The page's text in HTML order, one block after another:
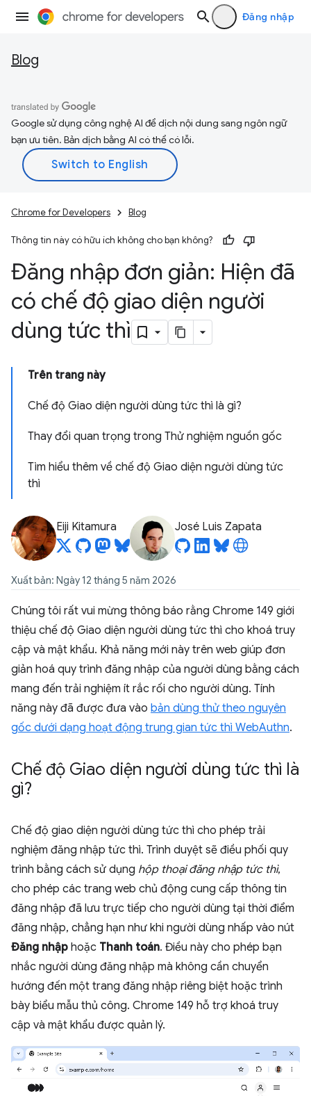
Đăng nhập
Blog
Google sử dụng công nghệ AI để dịch nội dung sang ngôn ngữ
bạn ưu tiên. Bản dịch bằng AI có thể có lỗi.
Chrome for Developers Blog
Thông tin này có hữu ích không cho bạn không?
Đăng nhập đơn giản: Hiện đã
có chế độ giao diện người
dùng tức thì
Trên trang này
Chế độ Giao diện người dùng tức thì là gì?
Thay đổi quan trọng trong Thử nghiệm nguồn gốc
Tìm hiểu thêm về chế độ Giao diện người dùng tức
thì
Eiji Kitamura José Luis Zapata
Xuất bản: Ngày 12 tháng 5 năm 2026
Chúng tôi rất vui mừng thông báo rằng Chrome 149 giới
thiệu chế độ Giao diện người dùng tức thì cho khoá truy
cập và mật khẩu. Khả năng mới này trên web giúp đơn
giản hoá quy trình đăng nhập của người dùng bằng cách
mang đến trải nghiệm ít rắc rối cho người dùng. Tính
năng này đã được đưa vào bản dùng thử theo nguyên
gốc dưới dạng hoạt động trung gian tức thì WebAuthn.
Chế độ Giao diện người dùng tức thì là
gì?
Chế độ giao diện người dùng tức thì cho phép trải
nghiệm đăng nhập tức thì. Trình duyệt sẽ điều phối quy
trình bằng cách sử dụng hộp thoại đăng nhập tức thì,
cho phép các trang web chủ động cung cấp thông tin
đăng nhập đã lưu trực tiếp cho người dùng tại thời điểm
đăng nhập, chẳng hạn như khi người dùng nhấp vào nút
Đăng nhập hoặc Thanh toán. Điều này cho phép bạn
nhắc người dùng đăng nhập mà không cần chuyển
hướng đến một trang đăng nhập riêng biệt hoặc trình
bày biểu mẫu thủ công. Chrome 149 hỗ trợ khoá truy
cập và mật khẩu được quản lý.